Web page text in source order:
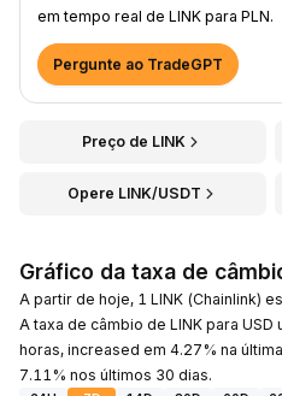
em tempo real de LINK para PLN.
Pergunte ao TradeGPT
Preço de LINK
Opere LINK/USDT
Gráfico da taxa de
A partir de hoje, 1 LINK (Chainlink)
A taxa de câmbio de LINK para
horas, increased em 4.27% na
7.11% nos últimos 30 dias.